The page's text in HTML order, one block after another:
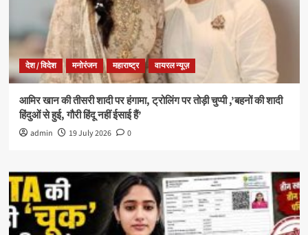
देश / विदेश मनोरंजन महाराष्ट्र वायरल न्यूज़
आमिर खान की तीसरी शादी पर हंगामा, ट्रोलिंग पर तोड़ी चुप्पी ,’बहनों की शादी
हिंदुओं से हुई, गौरी हिंदू नहीं ईसाई हैं’
admin 19 July 2026 0